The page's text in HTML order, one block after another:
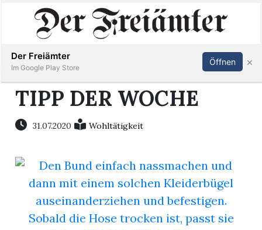
Immobilien
Stellen
Inserieren Abonnieren Anmelden
TIPP DER WOCHE
31.07.2020 Wohltätigkeit
Der Freiämter
Im Google Play Store
Öffnen ×